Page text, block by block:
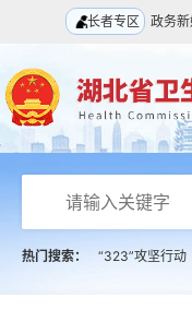
长者专区 政务
热门搜索： “323”攻坚行动